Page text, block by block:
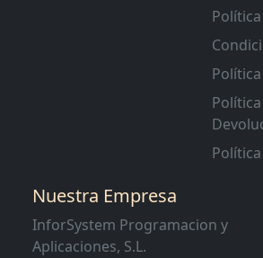
Nuestra Empresa
InforSystem Programacion y
Aplicaciones, S.L.